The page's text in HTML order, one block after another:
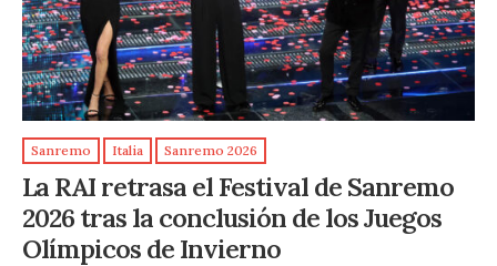
Sanremo Italia Sanremo 2026
La RAI retrasa el Festival de Sanremo
2026 tras la conclusión de los Juegos
Olímpicos de Invierno